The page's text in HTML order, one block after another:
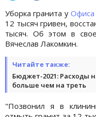
Уборка гранита у Офиса
12 тысяч гривен,
тысяч. Об этом в
Вячеслав Лакомкин.
Читайте также:
Бюджет-2021: Расходы
больше чем на треть
"Позвонил я в